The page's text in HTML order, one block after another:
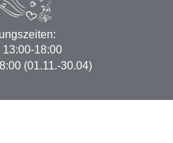
13:00-18:00
(01.11.-30.04)